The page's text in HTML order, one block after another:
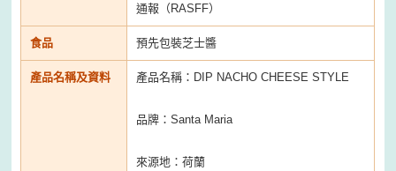
通報（RASFF）
食品 預先包裝芝士醬
產品名稱及資料 產品名稱：DIP NACHO CHEESE STYLE
品牌：Santa Maria
來源地：荷蘭